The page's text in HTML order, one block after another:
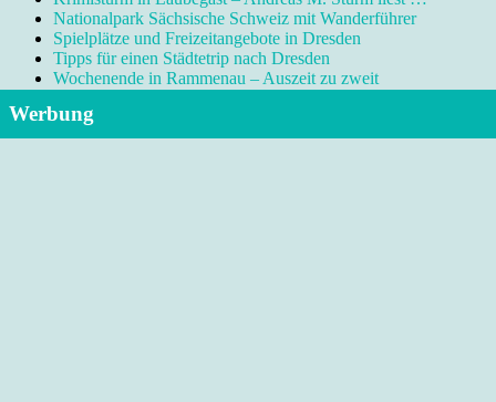
Nationalpark Sächsische Schweiz mit Wanderführer
Spielplätze und Freizeitangebote in Dresden
Tipps für einen Städtetrip nach Dresden
Wochenende in Rammenau – Auszeit zu zweit
Werbung